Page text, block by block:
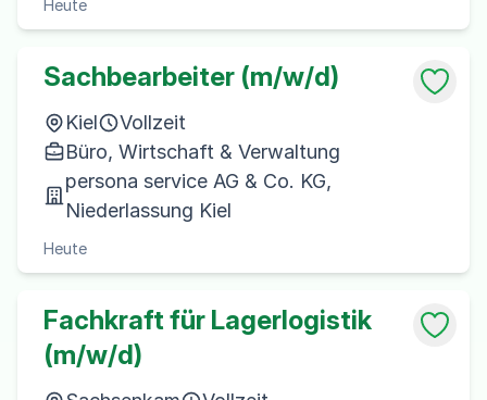
Heute
Sachbearbeiter (m/w/d)
Kiel
Vollzeit
Büro, Wirtschaft & Verwaltung
persona service AG & Co. KG,
Niederlassung Kiel
Heute
Fachkraft für Lagerlogistik
(m/w/d)